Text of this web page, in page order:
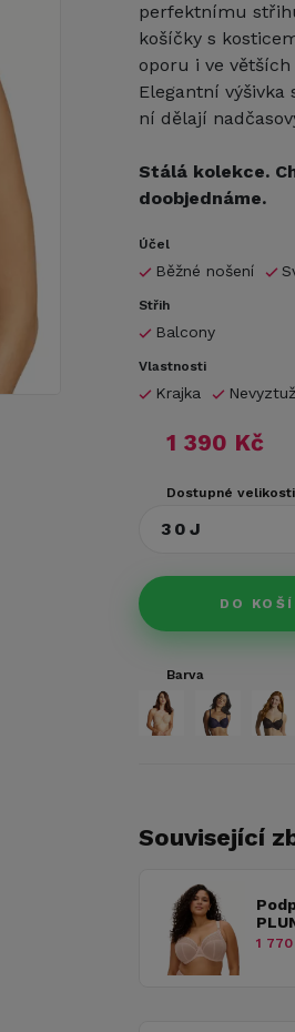
perfektnímu
košíčky s
oporu i ve
Elegantní
ní dělají
Stálá kolekce.
doobjednáme.
Účel
Běžné nošení
Střih
Balcony
Vlastnosti
Krajka
1 390 Kč
Dostupné velikosti
30J
DO
Barva
Související
1 770